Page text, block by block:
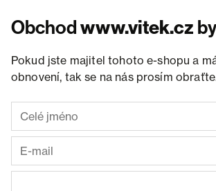
Obchodwww.vitek.cz
Pokud jste majitel tohoto e-shopu a
obnovení, tak se na nás prosím